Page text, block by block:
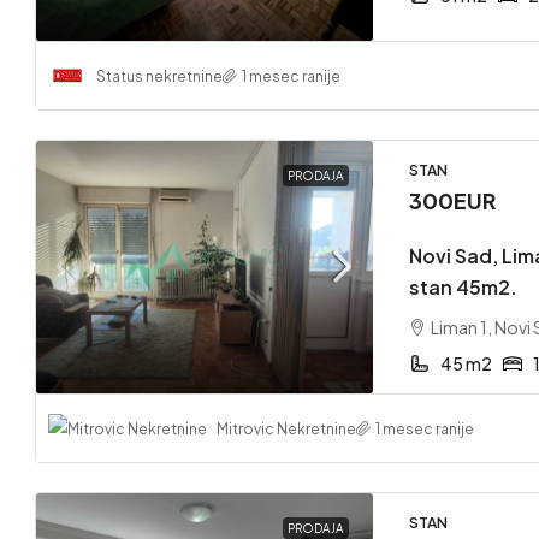
Status nekretnine 1 mesec ranije
PRODAJA STAN
300EUR
Novi Sad,
stan 45m2.
Liman 1, Novi
45 m2
Mitrovic Nekretnine 1 mesec ranije
PRODAJA STAN
51 m2